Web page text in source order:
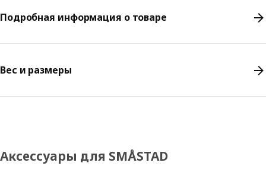
Подробная информация о товаре
Вес и размеры
Аксессуары для SMÅSTAD